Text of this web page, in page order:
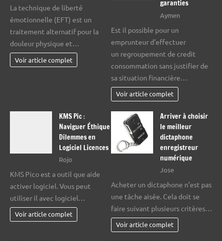
La technique de liberté
émotionnelle (EFT) est un
traitement alternatif pour la
douleur physique et…
Voir article complet
garanties
Aymen
Est il possible pour un
emprunteur d’effectuer
un regroupement de credit
consommation sans justifier de
sa situation financière…
Voir article complet
KMS Pic :
Naviguer Éthique
Dilemmes en
Logiciel Licences
Rojo
KMS Pico est a outil que aide
activer logiciel. Vous peut
utiliser il avec logiciel…
Voir article complet
Arriver à choisir
le meilleur
dictaphone
enregistreur
numérique
Jose
Acheter un dictaphone n’est pas
une tâche aisée. Cela doit se
faire suivant plusieurs critères…
Voir article complet